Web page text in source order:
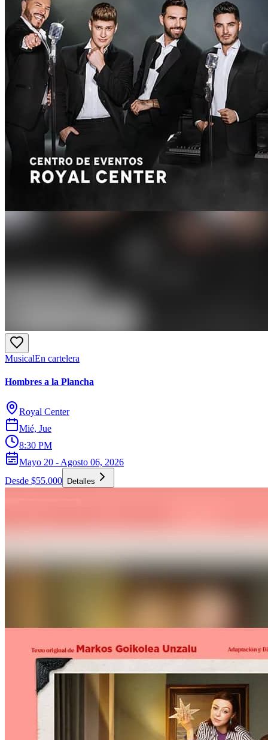
MusicalEn cartelera
Hombres a la Plancha
Royal Center
Mié, Jue
8:30 PM
Mayo 20 - Agosto 06, 2026
Desde $55.000 Detalles